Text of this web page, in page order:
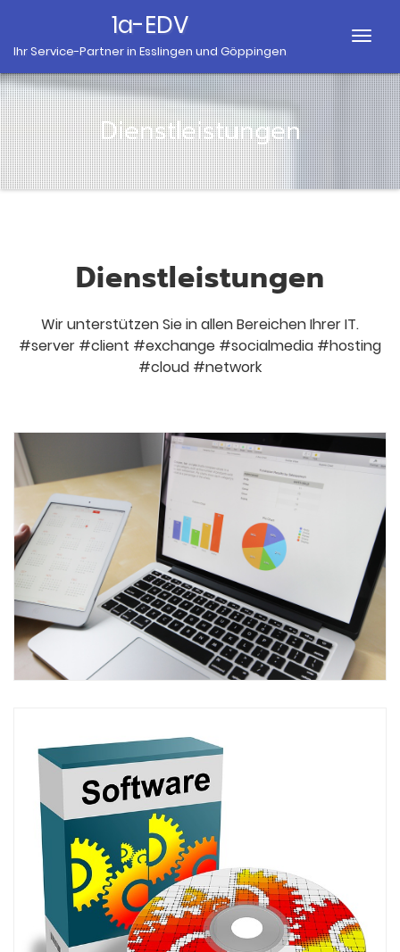
1a-EDV
Ihr Service-Partner in Esslingen und Göppingen
Dienstleistungen
Dienstleistungen
Wir unterstützen Sie in allen Bereichen Ihrer IT.
#server #client #exchange #socialmedia #hosting
#cloud #network
Hardware
Hardware